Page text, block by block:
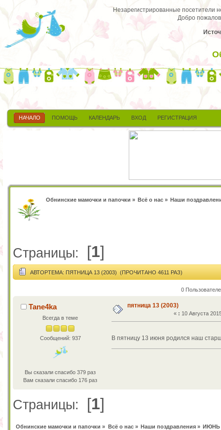
Незарегистрированные посетители
Добро
НАЧАЛО ПОМОЩЬ КАЛЕНДАРЬ ВХОД РЕГИСТРАЦИЯ
Обнинские мамочки и папочки » Всё о нас» Наши
Страницы: [1]
АВТОРТЕМА: ПЯТНИЦА 13 (2003) (ПРОЧИТАНО 4611 РАЗ)
0
Tane4ka
Всегда в теме
Сообщений: 937
Вы сказали спасибо 379 раз
Вам сказали спасибо 176 раз
пятница 13 (2003)
« : 10 Августа
В пятницу 13 июня родился наш
Страницы: [1]
Обнинские мамочки и папочки » Всё о нас» Наши поздравления» ИЮНЬ